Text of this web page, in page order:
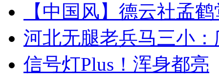
【中国风】德云社孟
河北无腿老兵马三小
信号灯Plus！浑身都亮